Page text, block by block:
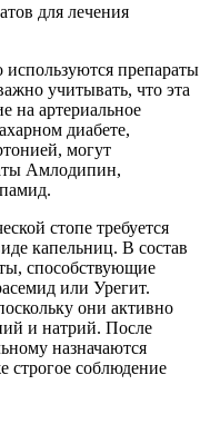
для лечения
препараты
учитывать, что эта
на артериальное
диабете,
могут
Амлодипин,
стопе требуется
капельниц. В состав
способствующие
или Урегит.
они активно
и натрий. После
назначаются
строгое соблюдение